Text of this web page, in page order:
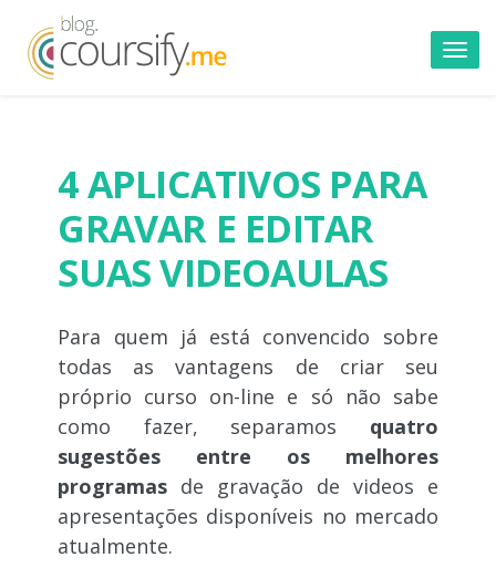
4 APLICATIVOS PARA
GRAVAR E EDITAR
SUAS VIDEOAULAS
Para quem já está convencido sobre
todas as vantagens de criar seu
próprio curso on-line e só não sabe
como fazer, separamos quatro
sugestões entre os melhores
programas de gravação de videos e
apresentações disponíveis no mercado
atualmente.